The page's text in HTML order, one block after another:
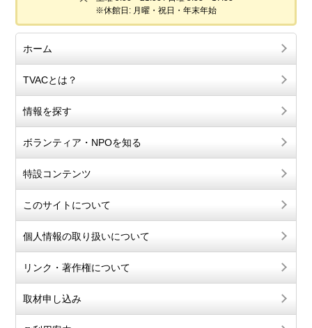
※休館日: 月曜・祝日・年末年始
ホーム
TVACとは？
情報を探す
ボランティア・NPOを知る
特設コンテンツ
このサイトについて
個人情報の取り扱いについて
リンク・著作権について
取材申し込み